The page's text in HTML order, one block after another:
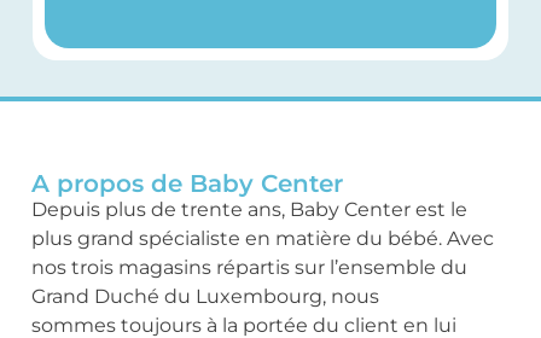
A propos de Baby Center
Depuis plus de trente ans, Baby Center est le
plus grand spécialiste en matière du bébé. Avec
nos trois magasins répartis sur l’ensemble du
Grand Duché du Luxembourg, nous
sommes toujours à la portée du client en lui